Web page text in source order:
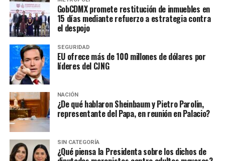
«Expresamos nuestra profunda preocupación por la
coacción económica, que no sólo perjudica el comercio
internacional, sino que también socava el orden
internacional basado en el respeto de la soberanía y el
Estado de derecho, y en última instancia, pone en
peligro la seguridad y la estabilidad mundiales»,
subrayaron.
NOTAS RELACIONADAS: CHINA ESTADOS UNIDOS
G7
JAPÓN
Biden se comprometió con AMLO a invertir más en
Centroamérica
GobCDMX promete restitución de inmuebles en
15 días mediante refuerzo a estrategia contra
el despojo
SEGURIDAD
EU ofrece más de 100 millones de dólares por
líderes del CJNG
NACIÓN
¿De qué hablaron Sheinbaum y Pietro Parolin,
representante del Papa, en reunión en Palacio?
SIN CATEGORÍA
¿Qué piensa la Presidenta sobre los dichos de